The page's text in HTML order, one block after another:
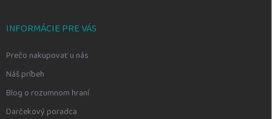
INFORMÁCIE PRE VÁS
Prečo nakupovať u nás
Náš príbeh
Blog o rozumnom hraní
Darčekový poradca